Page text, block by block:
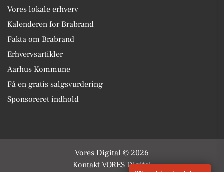
Vores lokale erhverv
Kalenderen for Brabrand
Fakta om Brabrand
Erhvervsartikler
Aarhus Kommune
Få en gratis salgsvurdering
Sponsoreret indhold
Vores Digital © 2026
Kontakt VORES Digital